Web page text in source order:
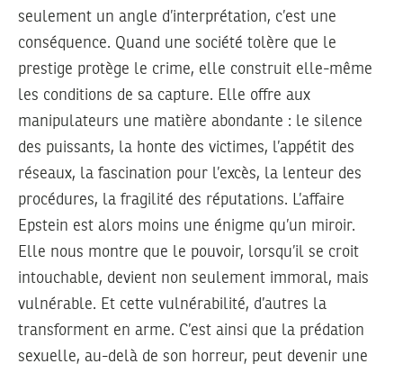
seulement un angle d’interprétation, c’est une
conséquence. Quand une société tolère que le
prestige protège le crime, elle construit elle-même
les conditions de sa capture. Elle offre aux
manipulateurs une matière abondante : le silence
des puissants, la honte des victimes, l’appétit des
réseaux, la fascination pour l’excès, la lenteur des
procédures, la fragilité des réputations. L’affaire
Epstein est alors moins une énigme qu’un miroir.
Elle nous montre que le pouvoir, lorsqu’il se croit
intouchable, devient non seulement immoral, mais
vulnérable. Et cette vulnérabilité, d’autres la
transforment en arme. C’est ainsi que la prédation
sexuelle, au-delà de son horreur, peut devenir une